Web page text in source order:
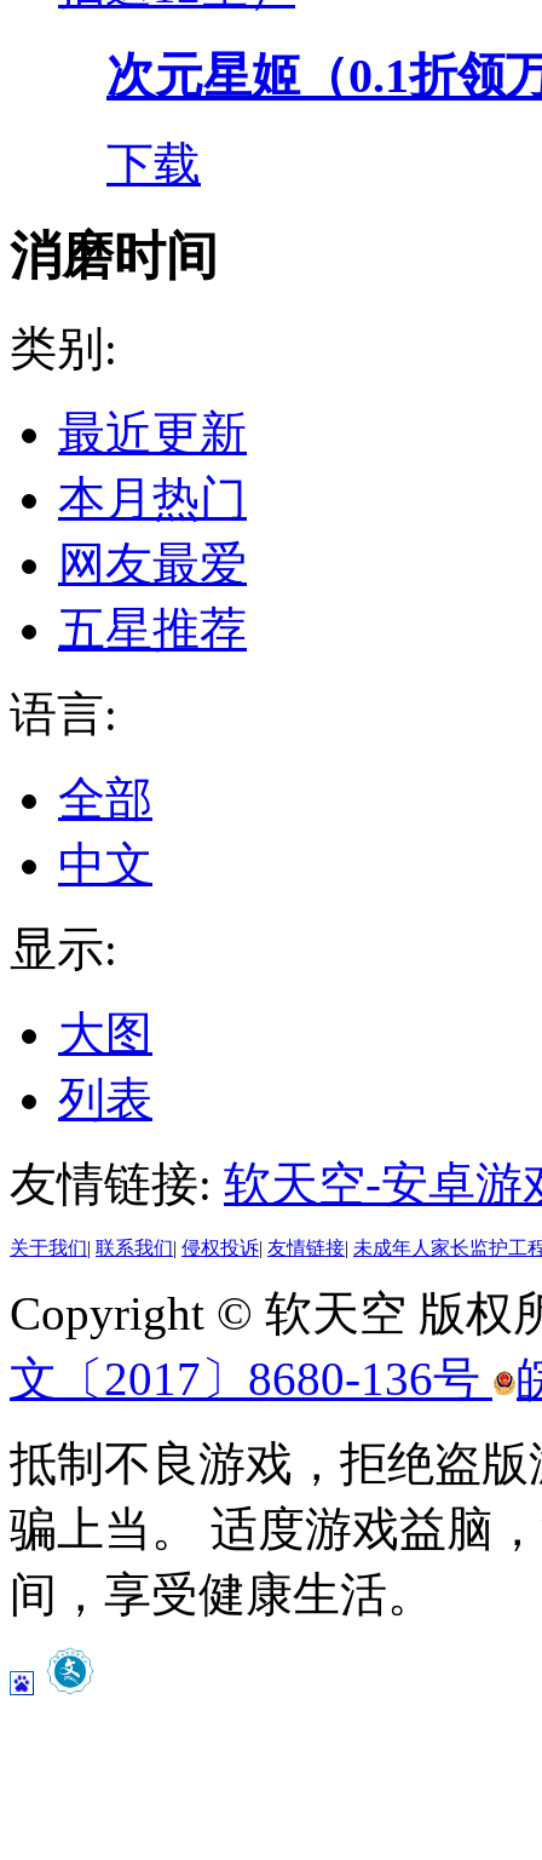
次元星姬（0.1折领
下载
消磨时间
类别:
最近更新
本月热门
网友最爱
五星推荐
语言:
全部
中文
显示:
大图
列表
友情链接: 软天空-安卓游
关于我们| 联系我们| 侵权投诉| 友情链接| 未成年人家长监护工
Copyright © 软天空 版权
文〔2017〕8680-136号
抵制不良游戏，拒绝盗
骗上当。 适度游戏益脑
间，享受健康生活。